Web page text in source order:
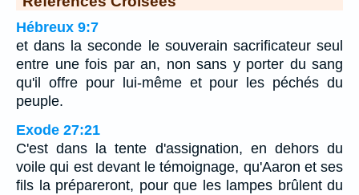
Hébreux 9:7
et dans la seconde le souverain sacrificateur seul
entre une fois par an, non sans y porter du sang
qu'il offre pour lui-même et pour les péchés du
peuple.
Exode 27:21
C'est dans la tente d'assignation, en dehors du
voile qui est devant le témoignage, qu'Aaron et ses
fils la prépareront, pour que les lampes brûlent du